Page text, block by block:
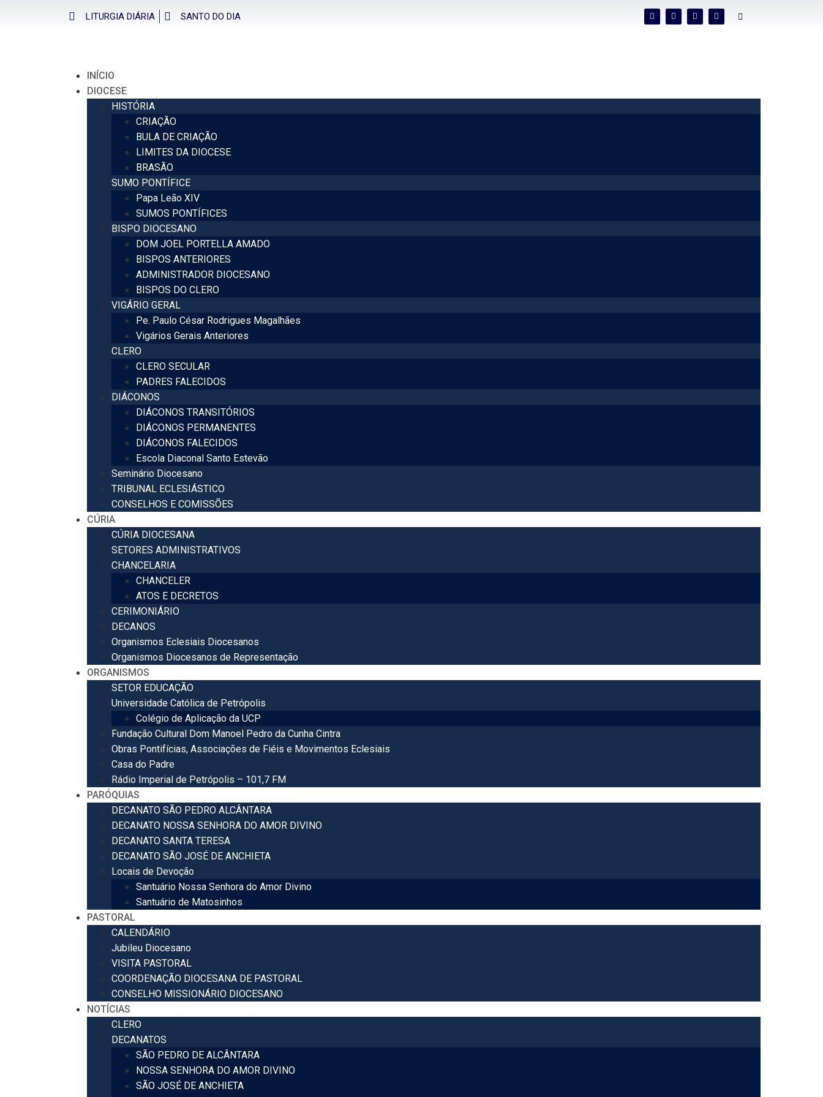
LITURGIA DIÁRIA SANTO DO DIA
INÍCIO
DIOCESE
HISTÓRIA
CRIAÇÃO
BULA DE CRIAÇÃO
LIMITES DA DIOCESE
BRASÃO
SUMO PONTÍFICE
Papa Leão XIV
SUMOS PONTÍFICES
BISPO DIOCESANO
DOM JOEL PORTELLA AMADO
BISPOS ANTERIORES
ADMINISTRADOR DIOCESANO
BISPOS DO CLERO
VIGÁRIO GERAL
Pe. Paulo César Rodrigues Magalhães
Vigários Gerais Anteriores
CLERO
CLERO SECULAR
PADRES FALECIDOS
DIÁCONOS
DIÁCONOS TRANSITÓRIOS
DIÁCONOS PERMANENTES
DIÁCONOS FALECIDOS
Escola Diaconal Santo Estevão
Seminário Diocesano
TRIBUNAL ECLESIÁSTICO
CONSELHOS E COMISSÕES
CÚRIA
CÚRIA DIOCESANA
SETORES ADMINISTRATIVOS
CHANCELARIA
CHANCELER
ATOS E DECRETOS
CERIMONIÁRIO
DECANOS
Organismos Eclesiais Diocesanos
Organismos Diocesanos de Representação
ORGANISMOS
SETOR EDUCAÇÃO
Universidade Católica de Petrópolis
Colégio de Aplicação da UCP
Fundação Cultural Dom Manoel Pedro da Cunha Cintra
Obras Pontifícias, Associações de Fiéis e Movimentos Eclesiais
Casa do Padre
Rádio Imperial de Petrópolis – 101,7 FM
PARÓQUIAS
DECANATO SÃO PEDRO ALCÂNTARA
DECANATO NOSSA SENHORA DO AMOR DIVINO
DECANATO SANTA TERESA
DECANATO SÃO JOSÉ DE ANCHIETA
Locais de Devoção
Santuário Nossa Senhora do Amor Divino
Santuário de Matosinhos
PASTORAL
CALENDÁRIO
Jubileu Diocesano
VISITA PASTORAL
COORDENAÇÃO DIOCESANA DE PASTORAL
CONSELHO MISSIONÁRIO DIOCESANO
NOTÍCIAS
CLERO
DECANATOS
SÃO PEDRO DE ALCÂNTARA
NOSSA SENHORA DO AMOR DIVINO
SÃO JOSÉ DE ANCHIETA